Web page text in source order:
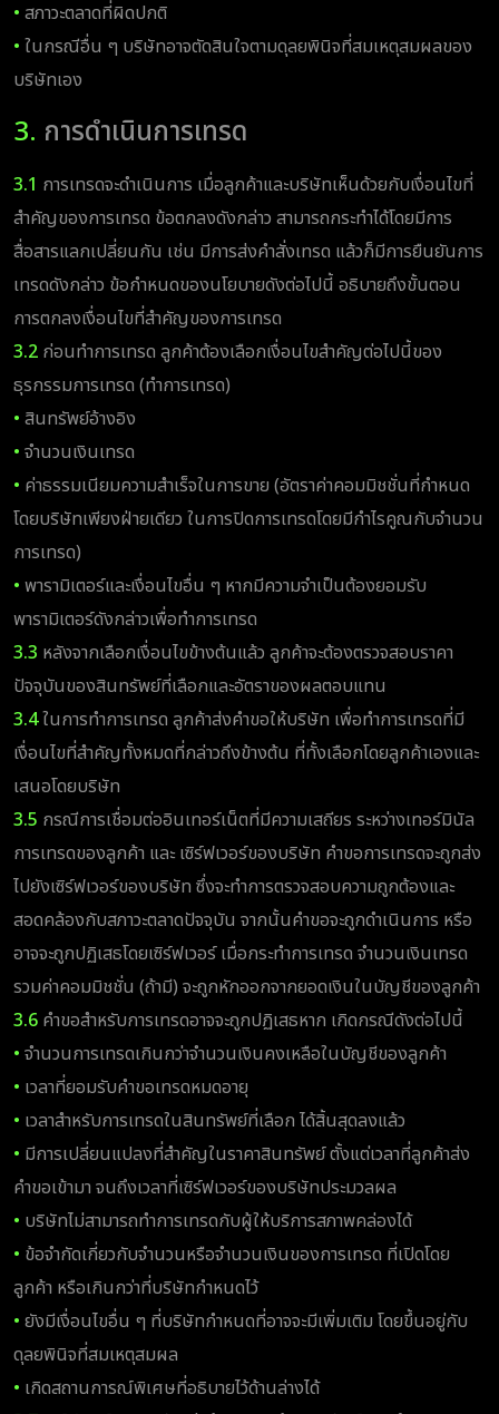
• สภาวะตลาดที่ผิดปกติ
• ในกรณีอื่น ๆ บริษัทอาจตัดสินใจตามดุลยพินิจที่สมเหตุสมผลของ
บริษัทเอง
3. การดำเนินการเทรด
3.1 การเทรดจะดำเนินการ เมื่อลูกค้าและบริษัทเห็นด้วยกับเงื่อนไขที่
สำคัญของการเทรด ข้อตกลงดังกล่าว สามารถกระทำได้โดยมีการ
สื่อสารแลกเปลี่ยนกัน เช่น มีการส่งคำสั่งเทรด แล้วก็มีการยืนยันการ
เทรดดังกล่าว ข้อกำหนดของนโยบายดังต่อไปนี้ อธิบายถึงขั้นตอน
การตกลงเงื่อนไขที่สำคัญของการเทรด
3.2 ก่อนทำการเทรด ลูกค้าต้องเลือกเงื่อนไขสำคัญต่อไปนี้ของ
ธุรกรรมการเทรด (ทำการเทรด)
• สินทรัพย์อ้างอิง
• จำนวนเงินเทรด
• ค่าธรรมเนียมความสำเร็จในการขาย (อัตราค่าคอมมิชชั่นที่กำหนด
โดยบริษัทเพียงฝ่ายเดียว ในการปิดการเทรดโดยมีกำไรคูณกับจำนวน
การเทรด)
• พารามิเตอร์และเงื่อนไขอื่น ๆ หากมีความจำเป็นต้องยอมรับ
พารามิเตอร์ดังกล่าวเพื่อทำการเทรด
3.3 หลังจากเลือกเงื่อนไขข้างต้นแล้ว ลูกค้าจะต้องตรวจสอบราคา
ปัจจุบันของสินทรัพย์ที่เลือกและอัตราของผลตอบแทน
3.4ในการทำการเทรด ลูกค้าส่งคำขอให้บริษัท เพื่อทำการเทรดที่มี
เงื่อนไขที่สำคัญทั้งหมดที่กล่าวถึงข้างต้น ที่ทั้งเลือกโดยลูกค้าเองและ
เสนอโดยบริษัท
3.5 กรณีการเชื่อมต่ออินเทอร์เน็ตที่มีความเสถียร ระหว่างเทอร์มินัล
การเทรดของลูกค้า และ เซิร์ฟเวอร์ของบริษัท คำขอการเทรดจะถูกส่ง
ไปยังเซิร์ฟเวอร์ของบริษัท ซึ่งจะทำการตรวจสอบความถูกต้องและ
สอดคล้องกับสภาวะตลาดปัจจุบัน จากนั้นคำขอจะถูกดำเนินการ หรือ
อาจจะถูกปฏิเสธโดยเซิร์ฟเวอร์ เมื่อกระทำการเทรด จำนวนเงินเทรด
รวมค่าคอมมิชชั่น (ถ้ามี) จะถูกหักออกจากยอดเงินในบัญชีของลูกค้า
3.6 คำขอสำหรับการเทรดอาจจะถูกปฏิเสธหาก เกิดกรณีดังต่อไปนี้
• จำนวนการเทรดเกินกว่าจำนวนเงินคงเหลือในบัญชีของลูกค้า
• เวลาที่ยอมรับคำขอเทรดหมดอายุ
• เวลาสำหรับการเทรดในสินทรัพย์ที่เลือก ได้สิ้นสุดลงแล้ว
• มีการเปลี่ยนแปลงที่สำคัญในราคาสินทรัพย์ ตั้งแต่เวลาที่ลูกค้าส่ง
คำขอเข้ามา จนถึงเวลาที่เซิร์ฟเวอร์ของบริษัทประมวลผล
• บริษัทไม่สามารถทำการเทรดกับผู้ให้บริการสภาพคล่องได้
• ข้อจำกัดเกี่ยวกับจำนวนหรือจำนวนเงินของการเทรด ที่เปิดโดย
ลูกค้า หรือเกินกว่าที่บริษัทกำหนดไว้
• ยังมีเงื่อนไขอื่น ๆ ที่บริษัทกำหนดที่อาจจะมีเพิ่มเติม โดยขึ้นอยู่กับ
ดุลยพินิจที่สมเหตุสมผล
• เกิดสถานการณ์พิเศษที่อธิบายไว้ด้านล่างได้